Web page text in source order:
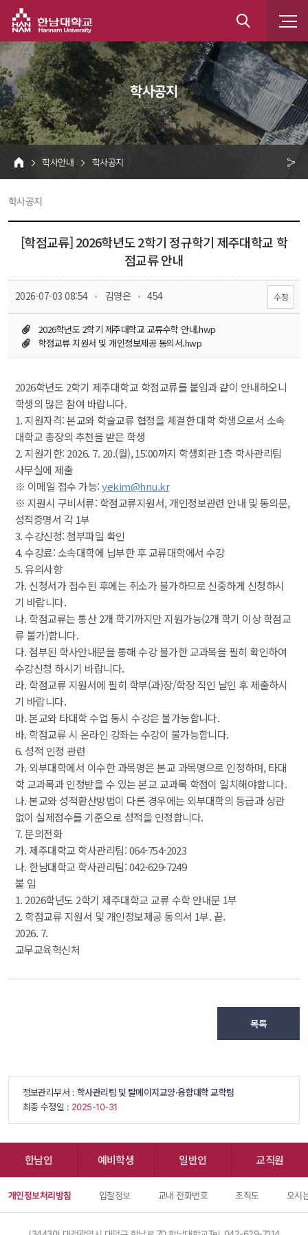
통
합
검
색
학사공지
HOME
학사안내 학사공지
유
학사공지
[학점교류] 2026학년도 2학기 정규학기 제주대학교 학
점교류 안내
2026-07-03 08:54 김영은 454 수정
2026학년도 2학기 제주대학교 교류수학 안내.hwp
학점교류 지원서 및 개인정보제공 동의서.hwp
2026학년도 2학기 제주대학교 학점교류를 붙임과 같이 안내하오니
학생의 많은 참여 바랍니다.
1. 지원자격: 본교와 학술교류 협정을 체결한 대학 학생으로서 소속
대학교 총장의 추천을 받은 학생
2. 지원기한: 2026. 7. 20.(월), 15:00까지 학생회관 1층 학사관리팀
사무실에 제출
※ 이메일 접수 가능: yekim@hnu.kr
※ 지원시 구비서류: 학점교류지원서, 개인정보관련 안내 및 동의문,
성적증명서 각 1부
3. 수강신청: 첨부파일 확인
4. 수강료: 소속대학에 납부한 후 교류대학에서 수강
5. 유의사항
가. 신청서가 접수된 후에는 취소가 불가하므로 신중하게 신청하시
기 바랍니다.
나. 학점교류는 통산 2개 학기까지만 지원가능(2개 학기 이상 학점교
류 불가)합니다.
다. 첨부된 학사안내문을 통해 수강 불가한 교과목을 필히 확인하여
수강신청 하시기 바랍니다.
라. 학점교류 지원서에 필히 학부(과)장/학장 직인 날인 후 제출하시
기 바랍니다.
마. 본교와 타대학 수업 동시 수강은 불가능합니다.
바. 학점교류 시 온라인 강좌는 수강이 불가능합니다.
6. 성적 인정 관련
가. 외부대학에서 이수한 과목명은 본교 과목명으로 인정하며, 타대
학 교과목과 인정받을 수 있는 본교 교과목 학점이 일치해야합니다.
나. 본교와 성적환산방법이 다른 경우에는 외부대학의 등급과 상관
없이 실제점수를 기준으로 성적을 인정합니다.
7. 문의전화
가. 제주대학교 학사관리팀: 064-754-2023
나. 한남대학교 학사관리팀: 042-629-7249
붙 임
1. 2026학년도 2학기 제주대학교 교류 수학 안내문 1부
2. 학점교류 지원서 및 개인정보제공 동의서 1부. 끝.
2026. 7.
교무교육혁신처
목록
정보관리부서 : 학사관리팀 및 탈메이지교양·융합대학 교학팀
최종 수정일 : 2025-10-31
한남인 예비학생 일반인 교직원
개인정보처리방침 입찰정보 교내 전화번호 조직도 오시